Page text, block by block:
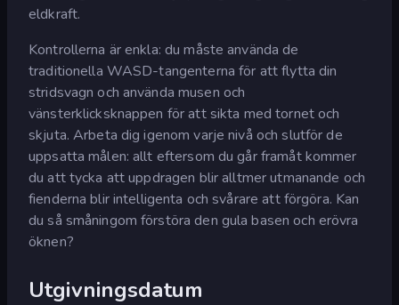
eldkraft.
Kontrollerna är enkla: du måste använda de
traditionella WASD-tangenterna för att flytta din
stridsvagn och använda musen och
vänsterklicksknappen för att sikta med tornet och
skjuta. Arbeta dig igenom varje nivå och slutför de
uppsatta målen: allt eftersom du går framåt kommer
du att tycka att uppdragen blir alltmer utmanande och
fienderna blir intelligenta och svårare att förgöra. Kan
du så småningom förstöra den gula basen och erövra
öknen?
Utgivningsdatum